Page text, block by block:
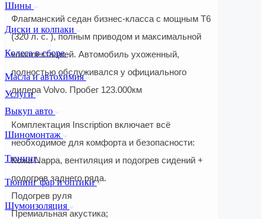
Шины
Диски и колпаки
Колеса в сборе
Масла и автохимия
Услуги
Выкуп авто
Шиномонтаж
Тюнинг
Тюнинг фар и оптики
Шумоизоляция
Флагманский седан бизнес-класса с мощным T6
(320 л. с. ), полным приводом и максимальной
комплектацией. Автомобиль ухоженный,
полностью обслуживался у официального
дилера Volvo. Пробег 123.000км
Комплектация Inscription включает всё
необходимое для комфорта и безопасности:
Кожа Nappa, вентиляция и подогрев сидений +
подогрев заднего ряда.
Подогрев руля
Премиальная акустика;